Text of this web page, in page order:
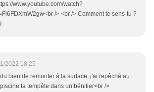
www.youtube.com/watch?
/> <br /> Comment te sens-tu ?
2022 18:25
bien de remonter à la surface, j'ai repêché au
ta tempête dans un bénitier<br />